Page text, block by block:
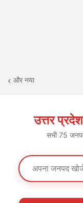
और नया
उत्तर
सभी 75